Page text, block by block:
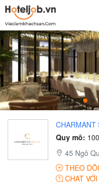
CHARMANT
Quy mô:
45 Ngô
THEO
CHAT